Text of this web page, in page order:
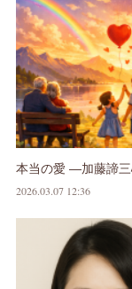
本当の愛 ―加藤諦
2026.03.07 12:36